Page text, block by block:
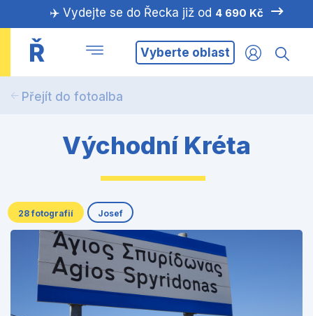
✈️ Vydejte se do Řecka již od 4 690 Kč
Ř Vyberte oblast
Přejít do fotoalba
Východní Kréta
28 fotografií Josef